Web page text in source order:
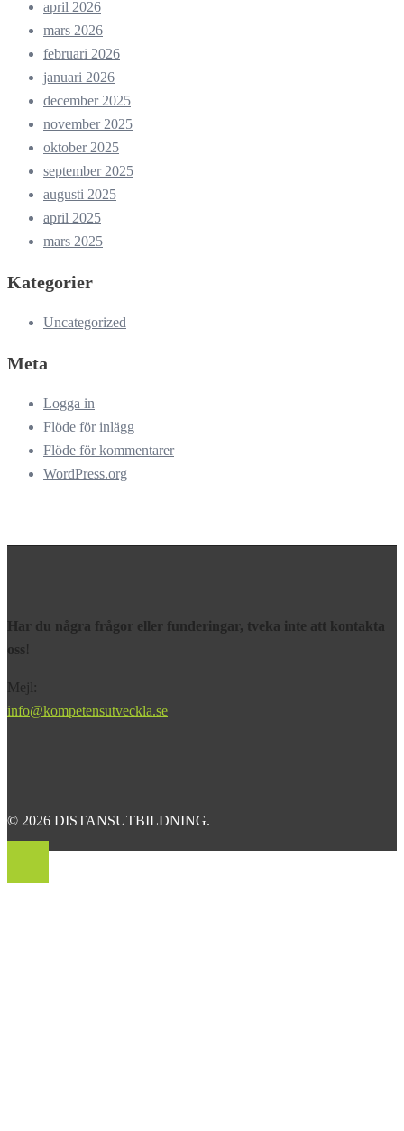
april 2026
mars 2026
februari 2026
januari 2026
december 2025
november 2025
oktober 2025
september 2025
augusti 2025
april 2025
mars 2025
Kategorier
Uncategorized
Meta
Logga in
Flöde för inlägg
Flöde för kommentarer
WordPress.org
Har du några frågor eller funderingar, tveka inte att kontakta
oss!
Mejl:
info@kompetensutveckla.se
© 2026 DISTANSUTBILDNING.